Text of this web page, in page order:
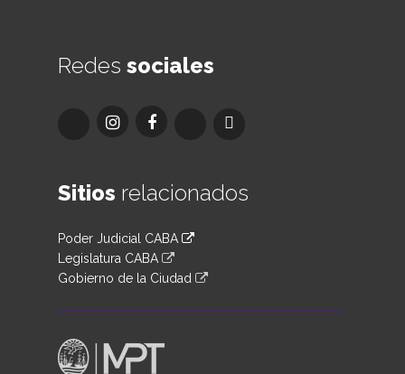
Redes sociales
Sitios relacionados
Poder Judicial CABA
Legislatura CABA
Gobierno de la Ciudad